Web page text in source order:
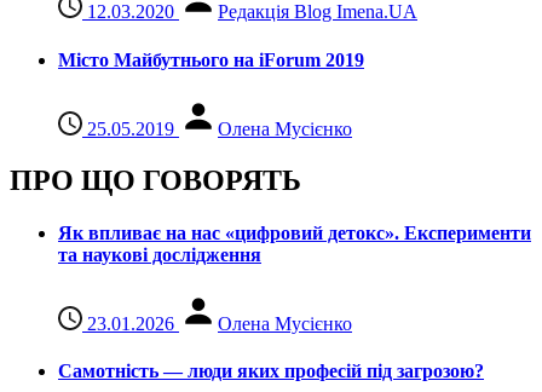
12.03.2020 Редакція Blog Imena.UA
Місто Майбутнього на iForum 2019
25.05.2019 Олена Мусієнко
ПРО ЩО ГОВОРЯТЬ
Як впливає на нас «цифровий детокс». Експерименти
та наукові дослідження
23.01.2026 Олена Мусієнко
Самотність — люди яких професій під загрозою?